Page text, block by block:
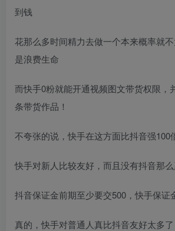
到钱
花那么多时间精力去做一个本来概率就
是浪费生命
而快手0粉就能开通视频图文带货权限，
条带货作品！
不夸张的说，快手在这方面比抖音强100
快手对新人比较友好，而且没有抖音那
抖音保证金前期至少要交500，快手保证
真的，快手对普通人真比抖音友好太多了